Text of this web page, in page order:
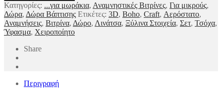
Κατηγορίες: ...για μωράκια, Αναμνηστικές Βιτρίνες, Για μικρούς,
Δώρα, Δώρα Βάπτισης Ετικέτες: 3D, Boho, Craft, Αερόστατο,
Αναμνήσεις, Βιτρίνα, Δώρο, Λινάτσα, Ξύλινα Στοιχεία, Σετ, Τσόχα,
Ύφασμα, Χειροποίητο
Share
Περιγραφή